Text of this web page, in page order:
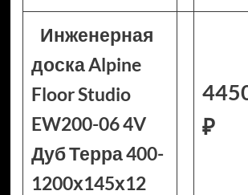
Инженерная
доска Alpine
Floor Studio
EW200-06 4V
Дуб Терра 400-
1200х145х12
₽